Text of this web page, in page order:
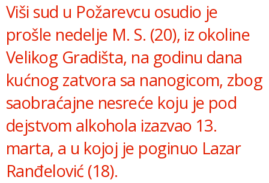
Viši sud u Požarevcu osudio je
prošle nedelje M. S. (20), iz okoline
Velikog Gradišta, na godinu dana
kućnog zatvora sa nanogicom, zbog
saobraćajne nesreće koju je pod
dejstvom alkohola izazvao 13.
marta, a u kojoj je poginuo Lazar
Ranđelović (18).